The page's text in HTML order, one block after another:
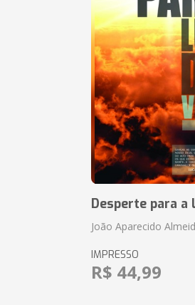
Desperte para a
João Aparecido
IMPRESSO
R$ 44,99